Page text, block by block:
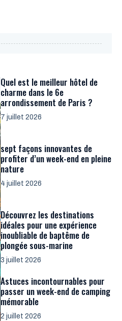
Quel est le meilleur hôtel de
charme dans le 6e
arrondissement de Paris ?
7 juillet 2026
sept façons innovantes de
profiter d’un week-end en pleine
nature
4 juillet 2026
Découvrez les destinations
idéales pour une expérience
inoubliable de baptême de
plongée sous-marine
3 juillet 2026
Astuces incontournables pour
passer un week-end de camping
mémorable
2 juillet 2026